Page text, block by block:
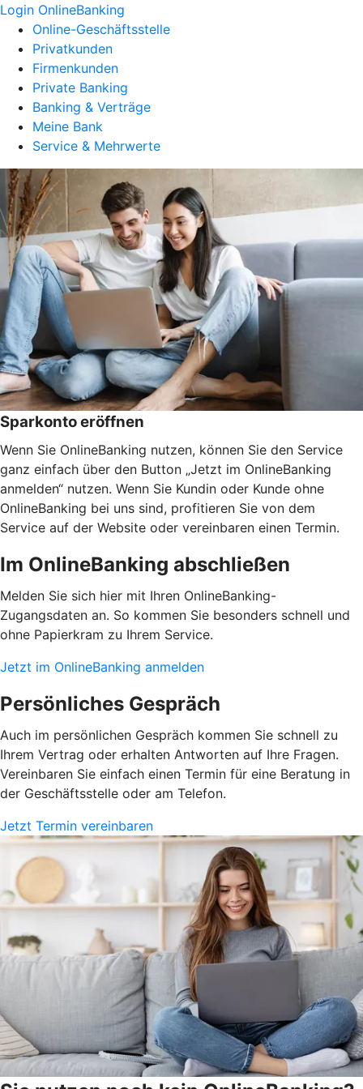
Login OnlineBanking
Online-Geschäftsstelle
Privatkunden
Firmenkunden
Private Banking
Banking & Verträge
Meine Bank
Service & Mehrwerte
Sparkonto eröffnen
Wenn Sie OnlineBanking nutzen, können Sie den Service
ganz einfach über den Button „Jetzt im OnlineBanking
anmelden“ nutzen. Wenn Sie Kundin oder Kunde ohne
OnlineBanking bei uns sind, profitieren Sie von dem
Service auf der Website oder vereinbaren einen Termin.
Im OnlineBanking abschließen
Melden Sie sich hier mit Ihren OnlineBanking-
Zugangsdaten an. So kommen Sie besonders schnell und
ohne Papierkram zu Ihrem Service.
Jetzt im OnlineBanking anmelden
Persönliches Gespräch
Auch im persönlichen Gespräch kommen Sie schnell zu
Ihrem Vertrag oder erhalten Antworten auf Ihre Fragen.
Vereinbaren Sie einfach einen Termin für eine Beratung in
der Geschäftsstelle oder am Telefon.
Jetzt Termin vereinbaren